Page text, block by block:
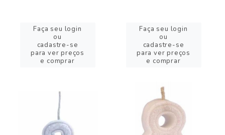
Faça seu login
ou
cadastre-se
para ver preços
e comprar
Faça seu login
ou
cadastre-se
para ver preços
e comprar